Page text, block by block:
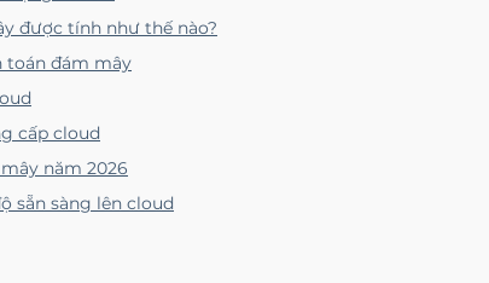
được tính như thế nào?
toán đám mây
cấp cloud
năm 2026
sẵn sàng lên cloud